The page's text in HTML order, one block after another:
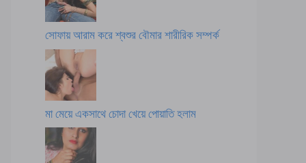
সোফায় আরাম করে শ্বশুর বৌমার শারীরিক সম্পর্ক
মা মেয়ে একসাথে চোদা খেয়ে পোয়াতি হলাম